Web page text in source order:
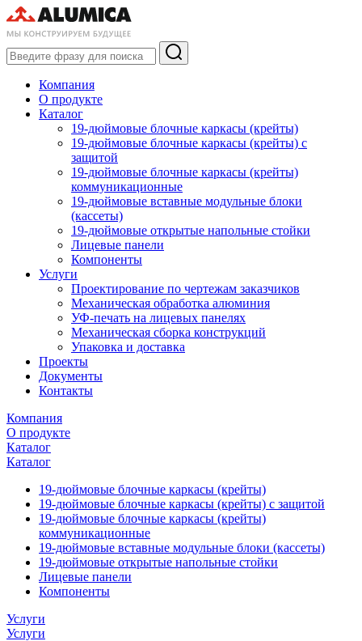
Компания
О продукте
Каталог
19-дюймовые блочные каркасы (крейты)
19-дюймовые блочные каркасы (крейты) с
защитой
19-дюймовые блочные каркасы (крейты)
коммуникационные
19-дюймовые вставные модульные блоки
(кассеты)
19-дюймовые открытые напольные стойки
Лицевые панели
Компоненты
Услуги
Проектирование по чертежам заказчиков
Механическая обработка алюминия
УФ-печать на лицевых панелях
Механическая сборка конструкций
Упаковка и доставка
Проекты
Документы
Контакты
Компания
О продукте
Каталог
Каталог
19-дюймовые блочные каркасы (крейты)
19-дюймовые блочные каркасы (крейты) с защитой
19-дюймовые блочные каркасы (крейты)
коммуникационные
19-дюймовые вставные модульные блоки (кассеты)
19-дюймовые открытые напольные стойки
Лицевые панели
Компоненты
Услуги
Услуги